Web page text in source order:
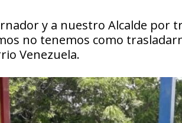
y a nuestro Alcalde por
no tenemos como
Venezuela.